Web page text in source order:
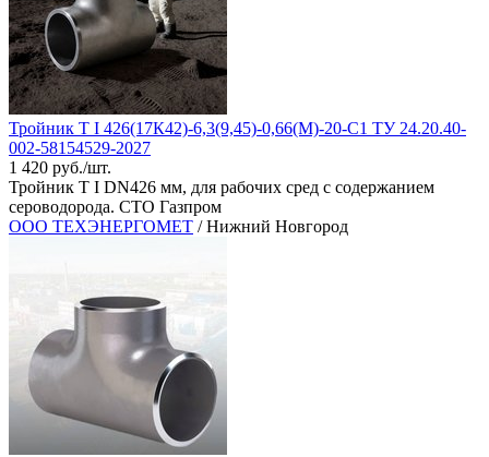
Тройник Т I 426(17К42)-6,3(9,45)-0,66(М)-20-С1 ТУ 24.20.40-
002-58154529-2027
1 420 руб./шт.
Тройник Т I DN426 мм, для рабочих сред с содержанием
сероводорода. СТО Газпром
ООО ТЕХЭНЕРГОМЕТ / Нижний Новгород